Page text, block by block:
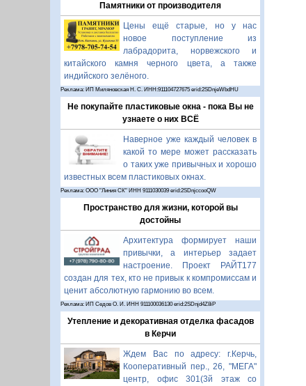
Памятники от производителя
Цены ещё старые, но у нас
новое поступление из
лабрадорита, норвежского и
китайского камня черного цвета, а также
индийского зелёного.
Реклама: ИП Миляновская Н. С. ИНН:911104727675 erid:2SDnjeWbdHU
Не покупайте пластиковые окна - пока Вы не
узнаете о них ВСЁ
Наверное уже каждый человек в
какой то мере может рассказать
о таких уже привычных и хорошо
известных всем пластиковых окнах.
Реклама: ООО "Линия СК" ИНН 9111030039 erid:2SDnjccooQW
Пространство для жизни, которой вы
достойны
Архитектура формирует наши
привычки, а интерьер задает
настроение. Проект РАЙТ177
создан для тех, кто не привык к компромиссам и
ценит абсолютную гармонию во всем.
Реклама: ИП Седов О. И. ИНН 911100036130 erid:2SDnjd4Z8iP
Утепление и декоративная отделка фасадов
в Керчи
Ждем Вас по адресу: г.Керчь,
Кооперативный пер., 26, "МЕГА"
центр, офис 301(3й этаж со